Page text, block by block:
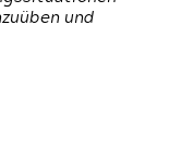
und